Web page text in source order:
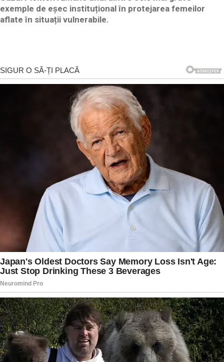
exemple de eșec instituțional în protejarea femeilor
aflate în situații vulnerabile.